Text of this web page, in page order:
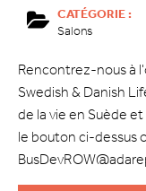
CATÉGORIE :
Salons
Rencontrez-nous à
Swedish & Danish
de la vie en Suède et
le bouton ci-dessus